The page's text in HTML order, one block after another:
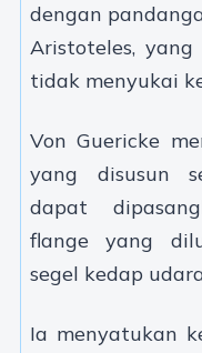
dengan
Aristoteles,
tidak menyukai
Von Guericke
yang disusun
dapat
flange yang
segel kedap
Ia menyatukan